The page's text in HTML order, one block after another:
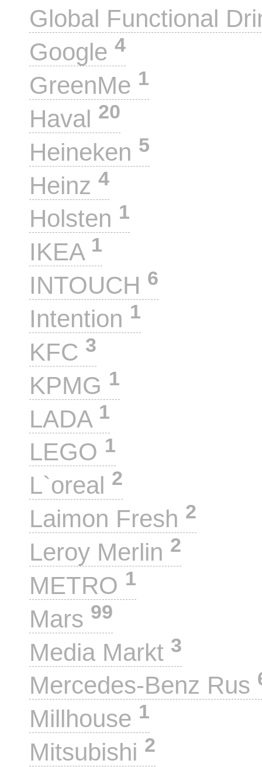
Global Functional
Google 4
GreenMe 1
Haval 20
Heineken 5
Heinz 4
Holsten 1
IKEA 1
INTOUCH 6
Intention 1
KFC 3
KPMG 1
LADA 1
LEGO 1
L`oreal 2
Laimon Fresh 2
Leroy Merlin 2
METRO 1
Mars 99
Media Markt 3
Mercedes-Benz Rus
Millhouse 1
Mitsubishi 2